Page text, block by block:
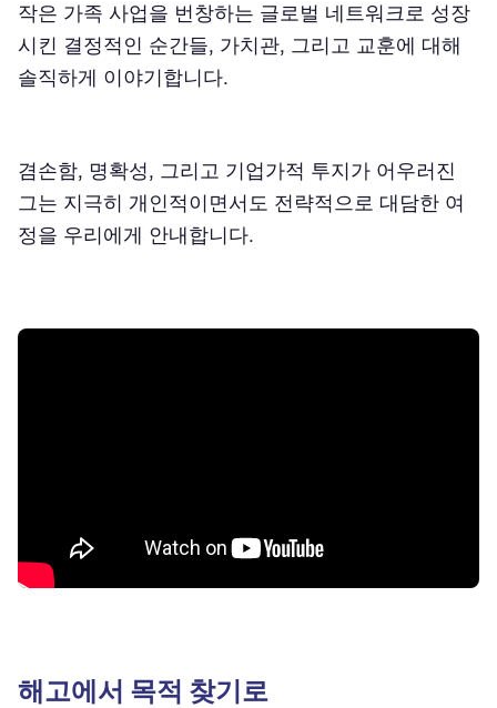
작은 가족 사업을 번창하는 글로벌 네트워크로 성장
시킨 결정적인 순간들, 가치관, 그리고 교훈에 대해
솔직하게 이야기합니다.
겸손함, 명확성, 그리고 기업가적 투지가 어우러진
그는 지극히 개인적이면서도 전략적으로 대담한 여
정을 우리에게 안내합니다.
해고에서 목적 찾기로